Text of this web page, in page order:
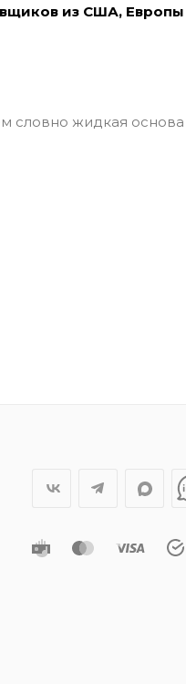
из США, Европы
словно жидкая основа